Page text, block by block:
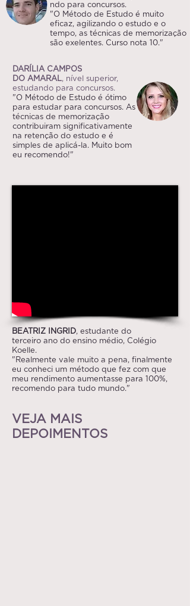
ndo para concursos.
"O Método de Estudo é muito
eficaz, agilizando o estudo e o
tempo, as técnicas de memorização
são exelentes. Curso nota 10."
DARÍLIA CAMPOS
DO AMARAL, nível superior,
estudando para concursos.
"O Método de Estudo é ótimo
para estudar para concursos. As
técnicas de memorização
contribuiram significativamente
na retenção do estudo e é
simples de aplicá-la. Muito bom
eu recomendo!"
BEATRIZ INGRID, estudante do
terceiro ano do ensino médio, Colégio
Koelle.
"Realmente vale muito a pena, finalmente
eu conheci um método que fez com que
meu rendimento aumentasse para 100%,
recomendo para tudo mundo."
VEJA MAIS
DEPOIMENTOS